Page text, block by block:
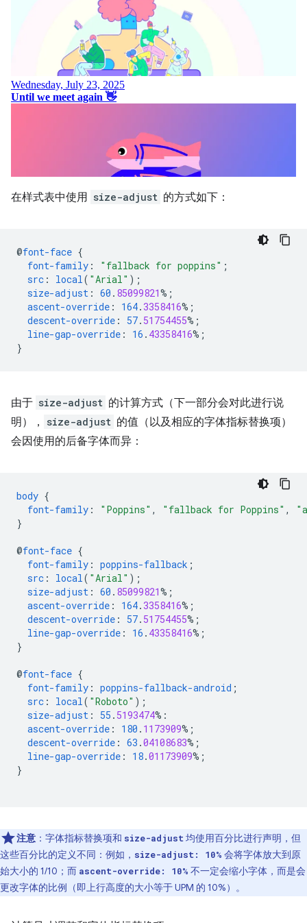
在样式表中使用 size-adjust 的方式如下：
@font-face {
font-family : "fallback for poppins" ;
src : local ( "Arial" );
size-adjust : 60 . 85099821%;
ascent-override : 164. 3358416%;
descent-override : 57. 51754455%;
line-gap-override : 16 . 43358416%;
}
由于 size-adjust 的计算方式（下一部分会对此进行说
明），
size-adjust 的值（以及相应的字体指标替换项）
会因使用的后备字体而异：
body {
font-family : "Poppins" , "fallback for Poppins" ,
}
@font-face {
font-family : poppins-fallback ;
src : local ( "Arial" );
size-adjust : 60 . 85099821%;
ascent-override : 164. 3358416%;
descent-override : 57. 51754455%;
line-gap-override : 16 . 43358416%;
}
@font-face {
font-family : poppins-fallback-android ;
src : local ( "Roboto" );
size-adjust : 55 . 5193474%:
ascent-override : 180 . 1173909%;
descent-override : 63 .04108683%;
line-gap-override : 18.01173909%;
}
注意 ：字体指标替换项和 size-adjust 均使用百分比进行声明，但
这些百分比的定义不同：例如， size-adjust: 10% 会将字体放大到原
始大小的 1/10；而 ascent-override: 10% 不一定会缩小字体，而是会
更改字体的比例（即上行高度的大小等于 UPM 的 10%）。